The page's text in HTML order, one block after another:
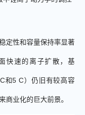
定性和容量保持率显著
快速的 离子扩散， 基
和5 C） 仍旧有较高容
商业化的巨大前景。